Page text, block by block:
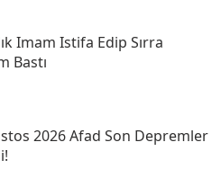
Imam Istifa Edip Sırra
Bastı
2026 Afad Son Depremler